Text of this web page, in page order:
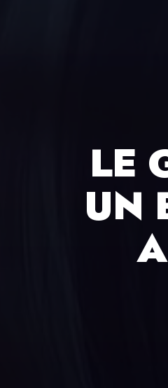
LE
UN